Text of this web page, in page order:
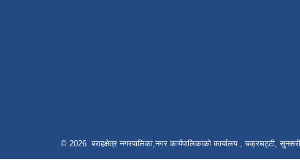
© 2026 बराहक्षेत्र नगरपालिका,नगर कार्यपालिकाको कार्यालय , चक्रघट्टी,